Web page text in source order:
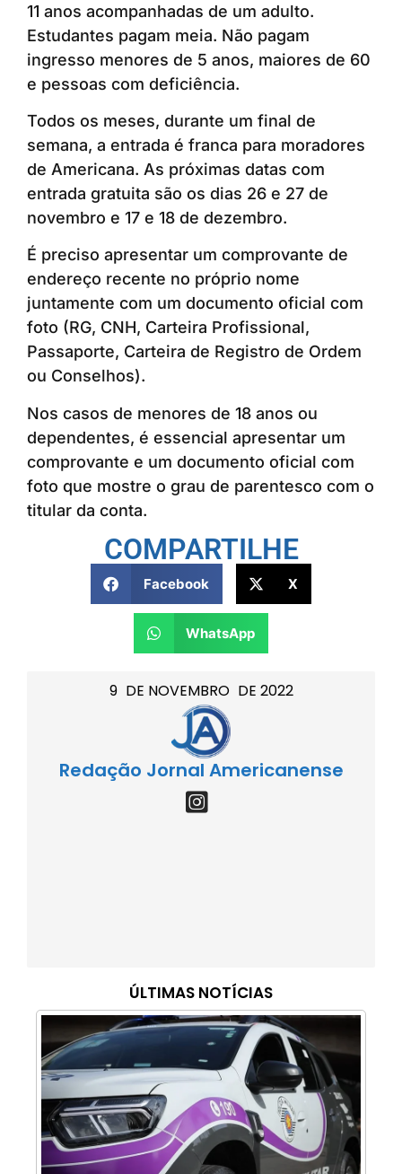
9 DE NOVEMBRO DE 2022
Redação Jornal Americanense
ÚLTIMAS NOTÍCIAS
11 anos acompanhadas de um adulto.
Estudantes pagam meia. Não pagam
ingresso menores de 5 anos, maiores de 60
e pessoas com deficiência.
Todos os meses, durante um final de
semana, a entrada é franca para moradores
de Americana. As próximas datas com
entrada gratuita são os dias 26 e 27 de
novembro e 17 e 18 de dezembro.
É preciso apresentar um comprovante de
endereço recente no próprio nome
juntamente com um documento oficial com
foto (RG, CNH, Carteira Profissional,
Passaporte, Carteira de Registro de Ordem
ou Conselhos).
Nos casos de menores de 18 anos ou
dependentes, é essencial apresentar um
comprovante e um documento oficial com
foto que mostre o grau de parentesco com o
titular da conta.
COMPARTILHE
Facebook X
WhatsApp